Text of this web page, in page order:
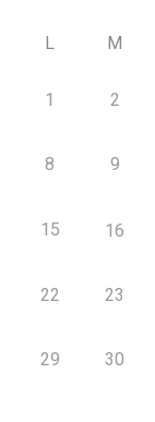
L M
1 2
8 9
15 16
22 23
29 30